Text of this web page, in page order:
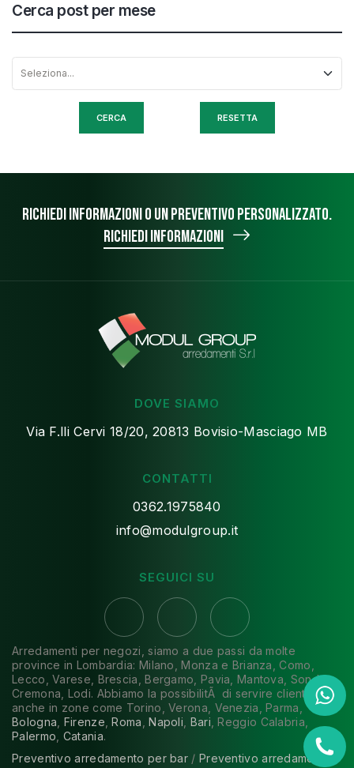
Cerca post per mese
RESETTA
Richiedi informazioni o un preventivo personalizzato.
Richiedi informazioni
DOVE SIAMO
Via F.lli Cervi 18/20, 20813 Bovisio-Masciago MB
CONTATTI
0362.1975840
info@modulgroup.it
SEGUICI SU
Arredamenti per negozi, siamo a due passi da molte
province in Lombardia: Milano, Monza e Brianza, Como,
Lecco, Varese, Brescia, Bergamo, Pavia, Mantova, Sondrio,
Cremona, Lodi. Abbiamo la possibilitÃ di servire clienti
anche in zone come Torino, Verona, Venezia, Parma,
Bologna Firenze ,Roma ,Napoli Bari , Reggio Calabria,
Palermo Catania.
Preventivo arredamento per bar / Preventivo arredamento